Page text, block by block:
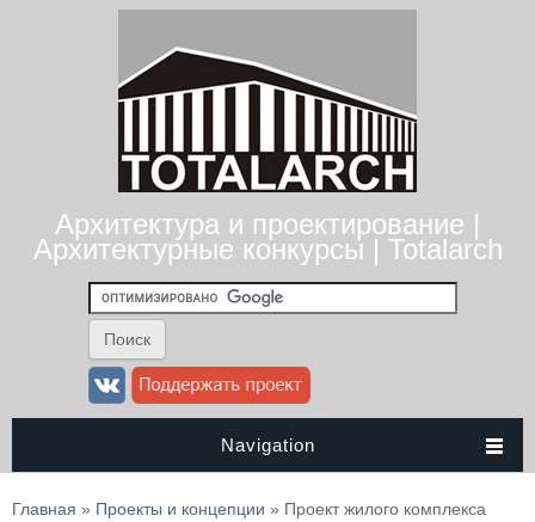
Архитектура и проектирование |
Архитектурные конкурсы | Totalarch
Navigation
Вы здесь
Главная » Проекты и концепции » Проект жилого комплекса